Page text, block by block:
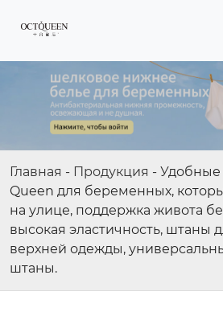
Главная - Продукция - Удобные
Queen для беременных,
на улице, поддержка живота
высокая эластичность, штаны
верхней одежды,
штаны.